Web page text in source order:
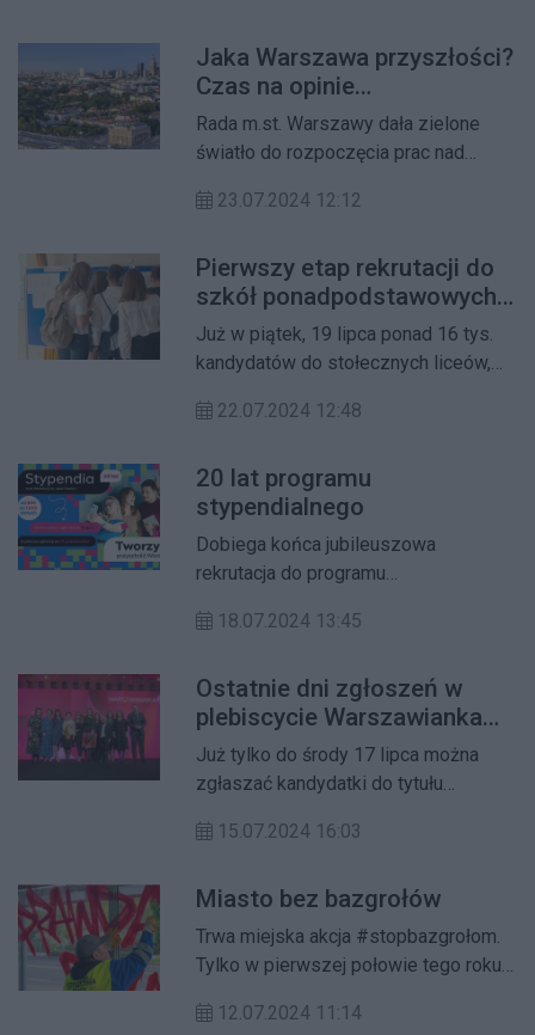
podziału są ponad dwa miliony
złotych.
Jaka Warszawa przyszłości?
Czas na opinie
mieszkańców!
Rada m.st. Warszawy dała zielone
światło do rozpoczęcia prac nad
dla Warszawy. Bardzo ważny będzie
mieszkańców Warszawy. Wnioski
można składać od 4 września.
23.07.2024 12:12
Pierwszy etap rekrutacji do
szkół ponadpodstawowych
zakończony!
Już w piątek, 19 lipca ponad 16 tys.
kandydatów do stołecznych liceów,
poznało wyniki naboru. 29 lipca
uzupełniająca.
22.07.2024 12:48
20 lat programu
stypendialnego
Dobiega końca jubileuszowa
rekrutacja do programu
Jana Pawła II dla uczniów. Jeszcze
warszawskich szkół podstawowych i
ponadpodstawowych mogą składać
wnioski o stypendia.
18.07.2024 13:45
Ostatnie dni zgłoszeń w
plebiscycie Warszawianka
Roku 2024
Już tylko do środy 17 lipca można
zgłaszać kandydatki do tytułu
zostanie kobieta, która swoją
zawodową w szczególny sposób
przyczynia się do rozwoju i
promowania Warszawy. W tym roku
Warszawianka Młodego Pokolenia.
15.07.2024 16:03
Miasto bez bazgrołów
Trwa miejska akcja #stopbazgrołom.
Tylko w pierwszej połowie tego roku
trzy tysiące wiat i koszy. Nielegalne
12.07.2024 11:14